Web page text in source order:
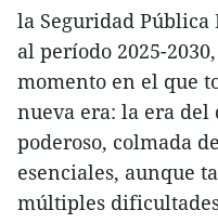
la Seguridad
al período 2025-
momento en el que
nueva era: la era
poderoso, colmada
esenciales, aunque
múltiples